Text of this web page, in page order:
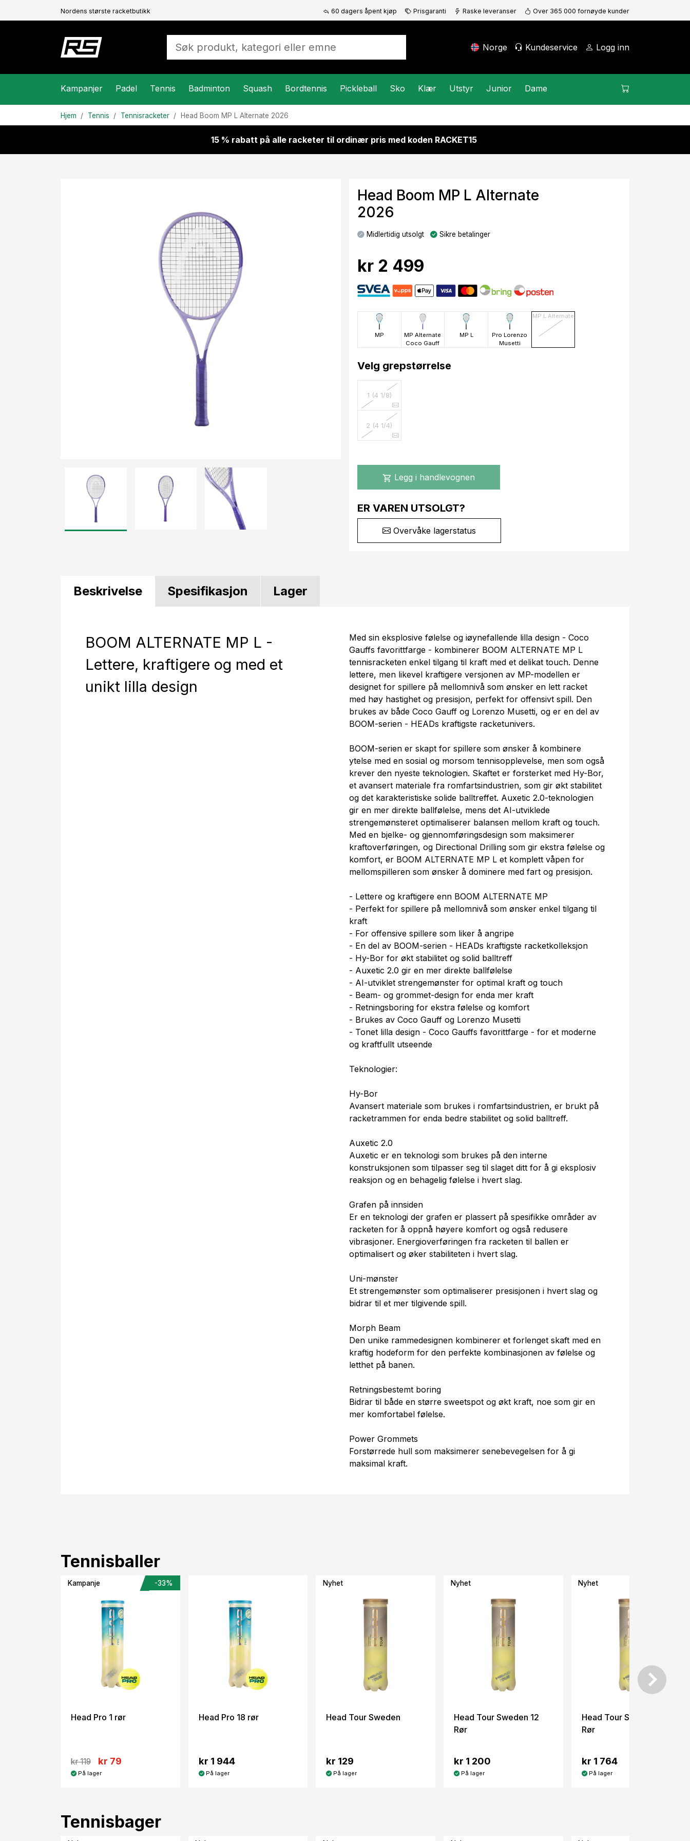
Nordens største racketbutikk 60 dagers åpent kjøp Prisgaranti Raske leveranser Over 365 000 fornøyde kunder
Norge Kundeservice Logg inn
Kampanjer Padel Tennis Badminton Squash Bordtennis Pickleball Sko Klær Utstyr Junior Dame
Hjem Tennis Tennisracketer Head Boom MP L Alternate 2026
15 % rabatt på alle racketer til ordinær pris med koden RACKET15
Head Boom MP L Alternate
2026
Midlertidig utsolgt Sikre betalinger
kr 2 499
MP
MP Alternate
Coco Gauff
MP L
Pro Lorenzo
Musetti
MP L Alternate
Velg grepstørrelse
1 (4 1/8)
2 (4 1/4)
shopping_cart Legg i handlevognen
ER VAREN UTSOLGT?
Overvåke lagerstatus
Beskrivelse Spesifikasjon Lager
BOOM ALTERNATE MP L -
Lettere, kraftigere og med et
unikt lilla design
Med sin eksplosive følelse og iøynefallende lilla design - Coco
Gauffs favorittfarge - kombinerer BOOM ALTERNATE MP L
tennisracketen enkel tilgang til kraft med et delikat touch. Denne
lettere, men likevel kraftigere versjonen av MP-modellen er
designet for spillere på mellomnivå som ønsker en lett racket
med høy hastighet og presisjon, perfekt for offensivt spill. Den
brukes av både Coco Gauff og Lorenzo Musetti, og er en del av
BOOM-serien - HEADs kraftigste racketunivers.
BOOM-serien er skapt for spillere som ønsker å kombinere
ytelse med en sosial og morsom tennisopplevelse, men som også
krever den nyeste teknologien. Skaftet er forsterket med Hy-Bor,
et avansert materiale fra romfartsindustrien, som gir økt stabilitet
og det karakteristiske solide balltreffet. Auxetic 2.0-teknologien
gir en mer direkte ballfølelse, mens det AI-utviklede
strengemønsteret optimaliserer balansen mellom kraft og touch.
Med en bjelke- og gjennomføringsdesign som maksimerer
kraftoverføringen, og Directional Drilling som gir ekstra følelse og
komfort, er BOOM ALTERNATE MP L et komplett våpen for
mellomspilleren som ønsker å dominere med fart og presisjon.
- Lettere og kraftigere enn BOOM ALTERNATE MP
- Perfekt for spillere på mellomnivå som ønsker enkel tilgang til
kraft
- For offensive spillere som liker å angripe
- En del av BOOM-serien - HEADs kraftigste racketkolleksjon
- Hy-Bor for økt stabilitet og solid balltreff
- Auxetic 2.0 gir en mer direkte ballfølelse
- AI-utviklet strengemønster for optimal kraft og touch
- Beam- og grommet-design for enda mer kraft
- Retningsboring for ekstra følelse og komfort
- Brukes av Coco Gauff og Lorenzo Musetti
- Tonet lilla design - Coco Gauffs favorittfarge - for et moderne
og kraftfullt utseende
Teknologier:
Hy-Bor
Avansert materiale som brukes i romfartsindustrien, er brukt på
racketrammen for enda bedre stabilitet og solid balltreff.
Auxetic 2.0
Auxetic er en teknologi som brukes på den interne
konstruksjonen som tilpasser seg til slaget ditt for å gi eksplosiv
reaksjon og en behagelig følelse i hvert slag.
Grafen på innsiden
Er en teknologi der grafen er plassert på spesifikke områder av
racketen for å oppnå høyere komfort og også redusere
vibrasjoner. Energioverføringen fra racketen til ballen er
optimalisert og øker stabiliteten i hvert slag.
Uni-mønster
Et strengemønster som optimaliserer presisjonen i hvert slag og
bidrar til et mer tilgivende spill.
Morph Beam
Den unike rammedesignen kombinerer et forlenget skaft med en
kraftig hodeform for den perfekte kombinasjonen av følelse og
letthet på banen.
Retningsbestemt boring
Bidrar til både en større sweetspot og økt kraft, noe som gir en
mer komfortabel følelse.
Power Grommets
Forstørrede hull som maksimerer senebevegelsen for å gi
maksimal kraft.
Tennisballer
Kampanje -33%
Head Pro 1 rør
kr 119 kr 79
På lager
Head Pro 18 rør
kr 1 944
På lager
Nyhet
Head Tour Sweden
kr 129
På lager
Nyhet
Head Tour Sweden 12
Rør
kr 1 200
På lager
Nyhet
Head Tour Sweden 18
Rør
kr 1 764
På lager
Tennisbager